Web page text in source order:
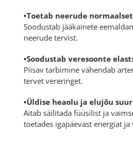
•Toetab neerude
Soodustab jääkainete
neerude tervist.
•Soodustab veresoonte
Piisav tarbimine vähendab
tervet vereringet.
•Üldise heaolu ja elujõu
Aitab säilitada füüsilist ja
toetades igapäevast energiat